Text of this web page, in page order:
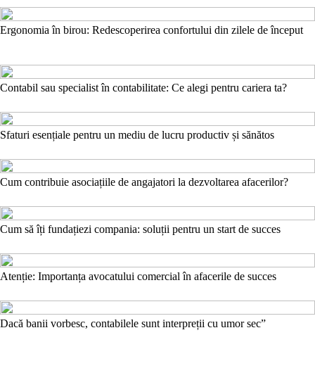
Ergonomia în birou: Redescoperirea confortului din zilele de început
Contabil sau specialist în contabilitate: Ce alegi pentru cariera ta?
Sfaturi esențiale pentru un mediu de lucru productiv și sănătos
Cum contribuie asociațiile de angajatori la dezvoltarea afacerilor?
Cum să îți fundațiezi compania: soluții pentru un start de succes
Atenție: Importanța avocatului comercial în afacerile de succes
Dacă banii vorbesc, contabilele sunt interpreții cu umor sec”